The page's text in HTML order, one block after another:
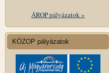
ÁROP pályázatok »
KÖZOP pályázatok